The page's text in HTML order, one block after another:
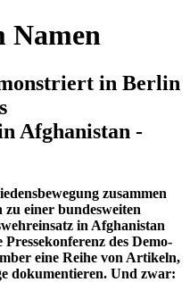
Namen
in Berlin
Afghanistan -
zusammen
zu einer bundesweiten
in Afghanistan
des Demo-
eine Reihe von Artikeln,
dokumentieren. Und zwar: